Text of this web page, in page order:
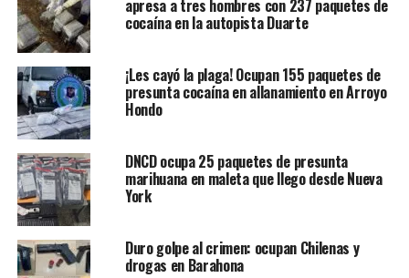
apresa a tres hombres con 237 paquetes de
cocaína en la autopista Duarte
¡Les cayó la plaga! Ocupan 155 paquetes de
presunta cocaína en allanamiento en Arroyo
Hondo
DNCD ocupa 25 paquetes de presunta
marihuana en maleta que llego desde Nueva
York
Duro golpe al crimen: ocupan Chilenas y
drogas en Barahona